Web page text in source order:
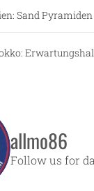
Sand Pyramiden
allmo86
Follow us for